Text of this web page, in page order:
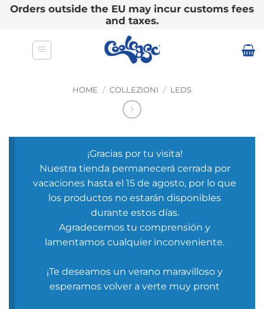
Orders outside the EU may incur customs fees
and taxes.
HOME / COLLEZIONI / LEDS
¡Gracias por tu visita!
Nuestra tienda permanecerá cerrada por
vacaciones hasta el 15 de agosto, por lo que
los productos no estarán disponibles
durante estos días.
Agradecemos tu comprensión y
lamentamos cualquier inconveniente.
¡Te deseamos un verano maravilloso y
esperamos volver a verte muy pront